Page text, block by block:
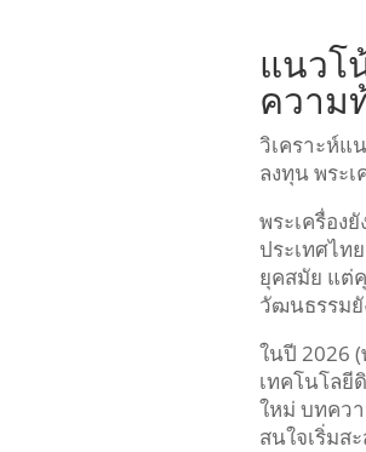
แนวโ
ความ
วิเคราะห์แ
ลงทุน พระ
พระเครื่อง
ประเทศไท
ยุคสมัย แต่
วัฒนธรรมยั
ในปี 2026
เทคโนโลยี
ใหม่ บทคว
สนใจเริ่มส